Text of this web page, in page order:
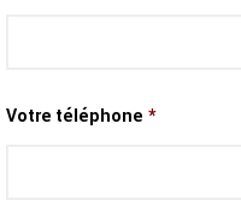
Votre téléphone *